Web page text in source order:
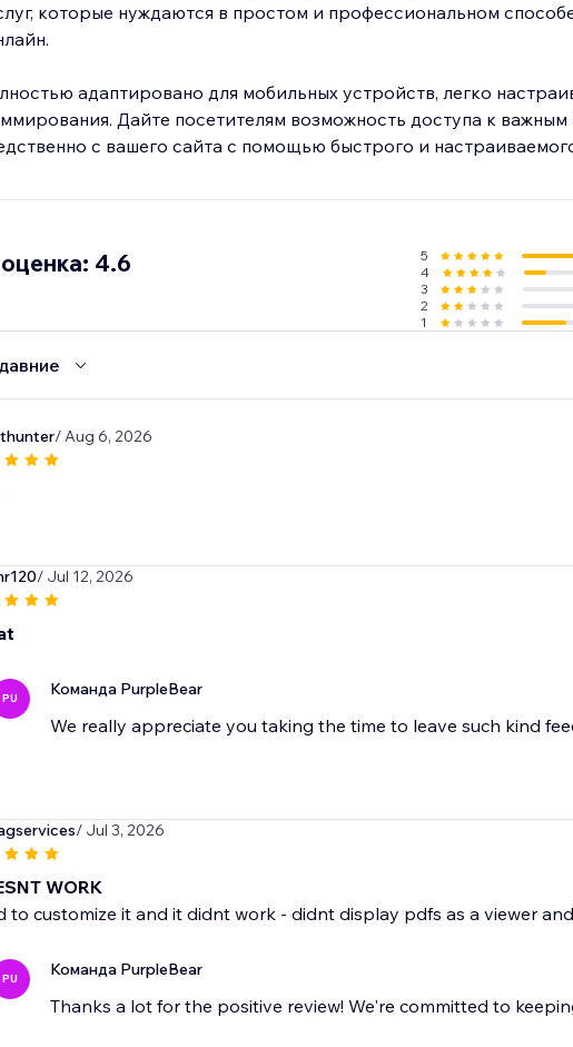
которые нуждаются в простом и профессиональном
адаптировано для мобильных устройств, легко
Дайте посетителям возможность доступа к важным
с вашего сайта с помощью быстрого и
4.6 5
4
3
2
1
/ Aug 6, 2026
/ Jul 12, 2026
PU Команда PurpleBear
We really appreciate you taking the time to leave such kind
/ Jul 3, 2026
WORK
to customize it and it didnt work - didnt display pdfs as a viewer
PU Команда PurpleBear
Thanks a lot for the positive review! We're committed to